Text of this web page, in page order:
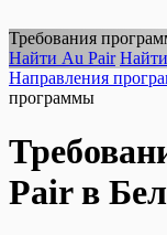
Требования
Найти Au Pair
Направления
программы
Pair в